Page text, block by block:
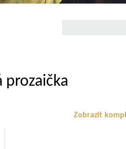
prozaička
Zobrazit